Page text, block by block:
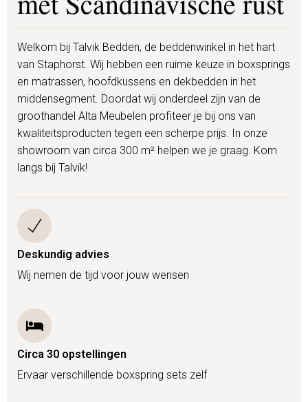
Welkom bij Talvik Bedden, de beddenwinkel in het hart
van Staphorst. Wij hebben een ruime keuze in boxsprings
en matrassen, hoofdkussens en dekbedden in het
middensegment. Doordat wij onderdeel zijn van de
groothandel Alta Meubelen profiteer je bij ons van
kwaliteitsproducten tegen een scherpe prijs. In onze
showroom van circa 300 m² helpen we je graag. Kom
langs bij Talvik!
Deskundig advies
Wij nemen de tijd voor jouw wensen
Circa 30 opstellingen
Ervaar verschillende boxspring sets zelf